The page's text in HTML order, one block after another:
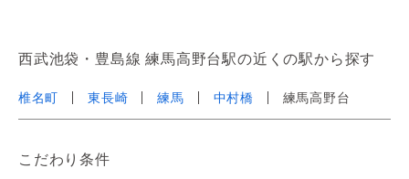
西武池袋・豊島線 練馬高野台駅の近くの駅から探す
椎名町 東長崎 練馬 中村橋 練馬高野台
こだわり条件